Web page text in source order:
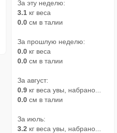
За эту неделю:
3.1 кг веса
0.0 см в талии
За прошлую неделю:
0.0 кг веса
0.0 см в талии
За август:
0.9 кг веса увы, набрано...
0.0 см в талии
За июль:
3.2 кг веса увы, набрано...